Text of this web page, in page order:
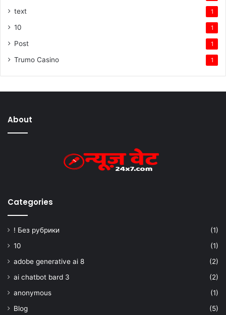
text 1
10 1
Post 1
Trumo Casino 1
About
Categories
! Без рубрики
(1)
10
(1)
adobe generative ai 8
(2)
ai chatbot bard 3
(2)
anonymous
(1)
Blog
(5)